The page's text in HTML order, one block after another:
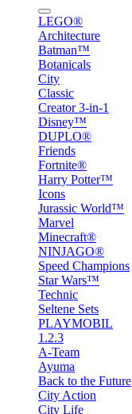
LEGO®
Architecture
Batman™
Botanicals
City
Classic
Creator 3-in-1
Disney™
DUPLO®
Friends
Fortnite®
Harry Potter™
Icons
Jurassic World™
Marvel
Minecraft®
NINJAGO®
Speed Champions
Star Wars™
Technic
Seltene Sets
PLAYMOBIL
1.2.3
A-Team
Ayuma
Back to the Future
City Action
City Life